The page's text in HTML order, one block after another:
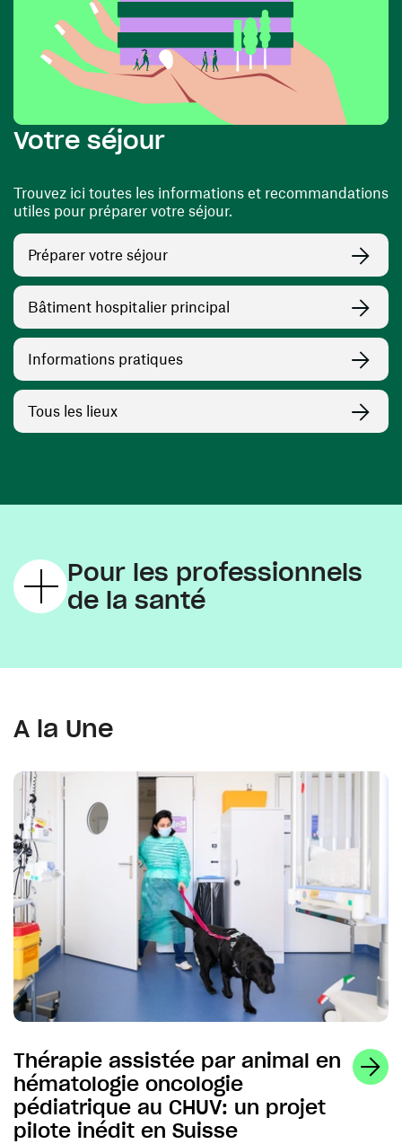
Votre séjour
Trouvez ici toutes les informations et recommandations
utiles pour préparer votre séjour.
Préparer votre séjour
Bâtiment hospitalier principal
Informations pratiques
Tous les lieux
Pour les professionnels
de la santé
A la Une
Thérapie assistée par animal en
hématologie oncologie
pédiatrique au CHUV: un projet
pilote inédit en Suisse